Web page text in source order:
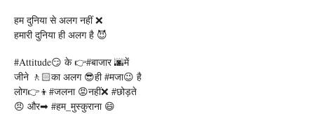
हम दुनिया से अलग नहीं ❌
हमारी दुनिया ही अलग है 😈
#Attitude😏 के 👉#बाजार 🌆में
जीने 🚶🏻का अलग 😎ही #मजा😉 है
लोग👉👦#जलना 😡नहीं❌ #छोड़ते
😠 और➡ #हम_मुस्कुराना 😄